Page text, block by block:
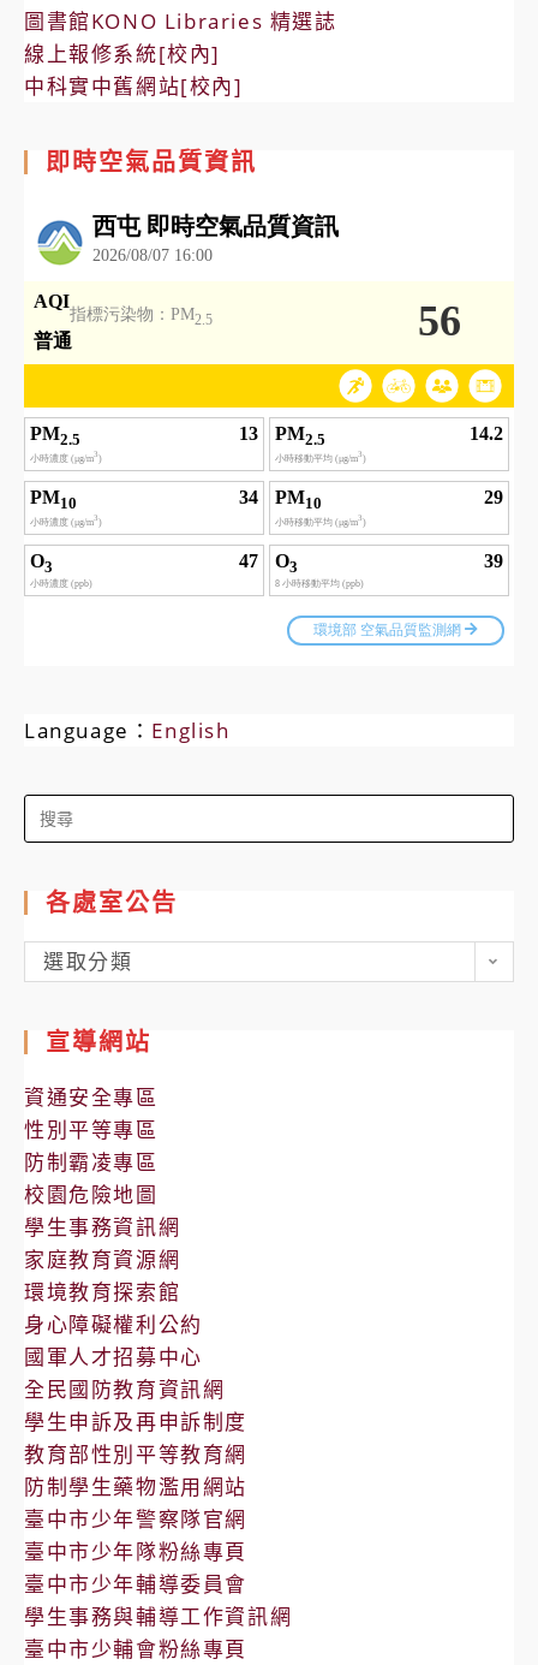
圖書館KONO Libraries 精選誌
線上報修系統[校內]
中科實中舊網站[校內]
即時空氣品質資訊
Language： English
Search
for:
各處室公告
各
處
公
告
選取分類
宣導網站
資通安全專區
性別平等專區
防制霸凌專區
校園危險地圖
學生事務資訊網
家庭教育資源網
環境教育探索館
身心障礙權利公約
國軍人才招募中心
全民國防教育資訊網
學生申訴及再申訴制度
教育部性別平等教育網
防制學生藥物濫用網站
臺中市少年警察隊官網
臺中市少年隊粉絲專頁
臺中市少年輔導委員會
學生事務與輔導工作資訊網
臺中市少輔會粉絲專頁